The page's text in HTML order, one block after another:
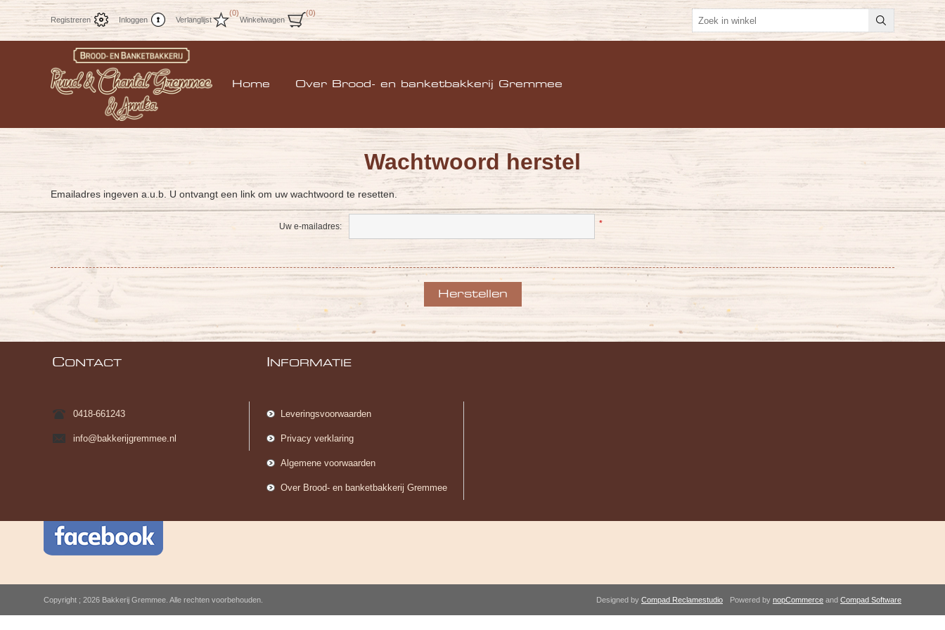
Registreren Inloggen Verlanglijst
(0)
Winkelwagen
(0)
Home Over Brood- en banketbakkerij Gremmee
Wachtwoord herstel
Emailadres ingeven a.u.b. U ontvangt een link om uw wachtwoord te resetten.
Uw e-mailadres: *
CONTACT
0418-661243
info@bakkerijgremmee.nl
NFORMATIE
Leveringsvoorwaarden
Privacy verklaring
Algemene voorwaarden
Over Brood- en banketbakkerij Gremmee
Copyright ; 2026 Bakkerij Gremmee. Alle rechten voorbehouden. Powered by nopCommerce and Compad Software
Designed by Compad Reclamestudio